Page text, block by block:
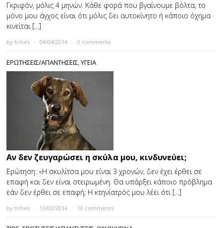
Γκριφόν, μόλις 4 μηνών. Κάθε φορά που βγαίνουμε βόλτα, το
μόνο μου άγχος είναι ότι μόλις δει αυτοκίνητο ή κάποιο όχημα
κινείται […]
bytrihes 04/04/2014 0 comments
ΕΡΩΤΗΣΕΙΣ/ΑΠΑΝΤΗΣΕΙΣ,ΥΓΕΙΑ
Αν δεν ζευγαρώσει η σκύλα μου, κινδυνεύει;
Ερώτηση: «Η σκυλίτσα μου είναι 3 χρονών, δεν έχει έρθει σε
επαφή και δεν είναι στειρωμένη. Θα υπάρξει κάποιο πρόβλημα
εάν δεν έρθει σε επαφή; Η κτηνίατρός μου λέει ότι […]
bytrihes 13/03/2014 10 comments